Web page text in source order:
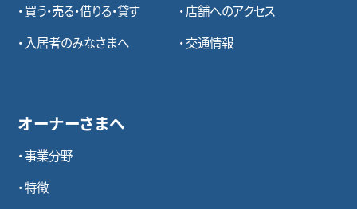
買う・売る・借りる・貸す
入居者のみなさまへ
オーナーさまへ
事業分野
特徴
店舗へのアクセス
交通情報